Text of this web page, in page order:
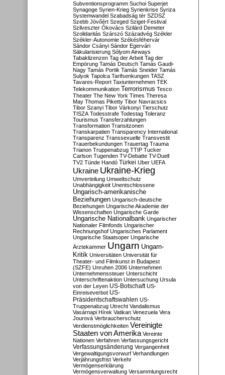
Subventionsprogramm Suchoi Superjet
Synagoge Syrien-Krieg Syrienkrise Syriza
Systemwandel Szabadság tér SZDSZ
Szebb Jövőért Szeged Sziget-Festival
Szilveszter Ókovács Szilárd Demeter
Szolidaritás Szárszó Századvég Székler
Székler-Autonomie Székésféhervár
Sándor Csányi Sándor Egervári
Säkularisierung Sólyom Airways
Tabaklizenzen Tag der Arbeit Tag der
Empörung Tamás Deutsch Tamás Gaudi-
Nagy Tamás Portik Tamás Sneider Tamás
Sulyok Tapolca Tarifsenkungen TASZ
Tavares-Report Taxiunternehmen TEK
Telekommunikation Terrorismus Tesco
Theater The New York Times Theresa
May Thomas Piketty Tibor Navracsics
Tibor Szanyi Tibor Várkonyi Tierschutz
TISZA Todesstrafe Todestag Toleranz
Tourismus Transferzahlungen
Transformation Transitzonen
Transkarpatien Transparency International
Transparenz Transsexuelle Transvestit
Trauerbekundungen Trauertag Trauma
Trianon Truppenabzug TTIP Tucker
Carlson Tugenden TV-Debatte TV-Duell
TV2 Tünde Handó Türkei Uber UEFA
Ukraine Ukraine-Krieg
Umverteilung Umweltschutz
Unabhängigkeit Unentschlossene
Ungarisch-amerikanische
Beziehungen Ungarisch-deutsche
Beziehungen Ungarische Akademie der
Wissenschaften Ungarische Garde
Ungarische Nationalbank Ungarischer
Nationaler Filmfonds Ungarischer
Rechnungshof Ungarisches Parlament
Ungarische Staatsoper Ungarische
Ärztekammer Ungarn Ungarn-
Kritik Universitäten Universität für
Theater- und Filmkunst in Budapest
(SZFE) Unruhen 2006 Unternehmen
Unternehmenssteuer Unterschicht
Unterschriftenaktion Untersuchung Ursula
von der Leyen US-Botschaft US-
Einreiseverbot US-
Präsidentschaftswahlen US-
Truppenabzug Utrecht Vandalismus
Vasárnapi Hírek Vatikan Venezuela Vera
Jourová Verbraucherschutz
Verdienstmöglichkeiten Vereinigte
Staaten von Amerika Vereinte
Nationen Verfahren Verfassungsgericht
Verfassungsänderung Vergangenheit
Vergewaltigungsvorwurf Verhandlungen
Verjährungsfrist Verkehr
Vermögenserklärung
Vermögensverwaltung Versammlungsrecht